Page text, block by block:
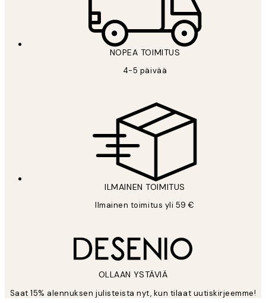
NOPEA TOIMITUS
4-5 päivää
ILMAINEN TOIMITUS
Ilmainen toimitus yli 59 €
OLLAAN YSTÄVIÄ
Saat 15% alennuksen julisteista nyt, kun tilaat uutiskirjeemme!